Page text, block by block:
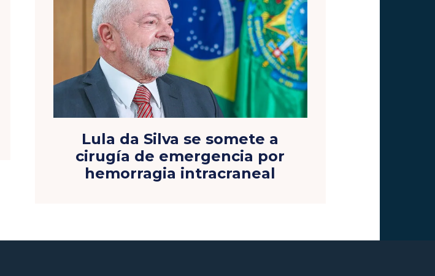
Lula da Silva se somete a
cirugía de emergencia por
hemorragia intracraneal